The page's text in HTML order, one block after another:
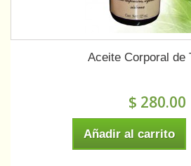
Aceite Corporal de
$ 280.00
Añadir al carrito